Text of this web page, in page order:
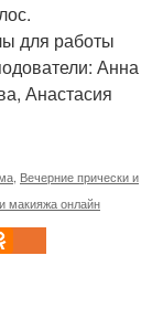
для работы
Анна
Анастасия
Вечерние прически и
макияжа онлайн